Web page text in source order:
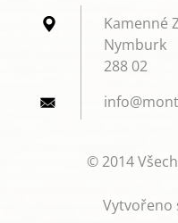
Kamenné
Nymburk
288 02
info@mon
© 2014
Vytvořeno